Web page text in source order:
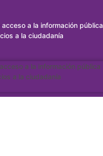
a la información pública
a la ciudadanía
a la información pública
a la ciudadanía